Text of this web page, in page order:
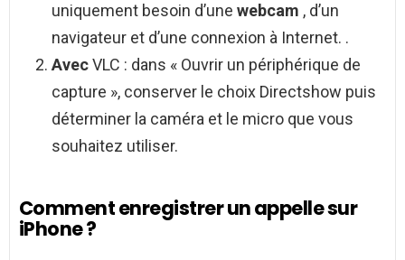
uniquement besoin d’une webcam , d’un
navigateur et d’une connexion à Internet. .
AvecVLC : dans « Ouvrir un périphérique de
capture », conserver le choix Directshow puis
déterminer la caméra et le micro que vous
souhaitez utiliser.
Comment enregistrer un appelle sur
iPhone ?